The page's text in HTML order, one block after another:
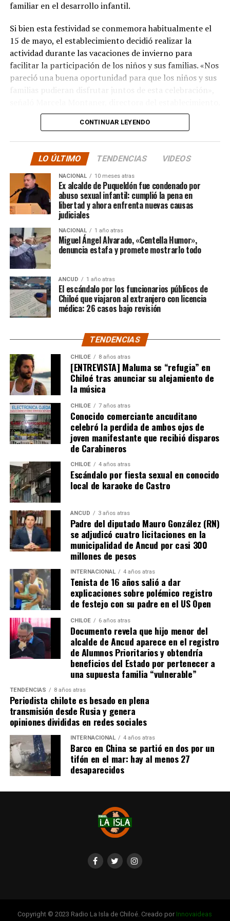
La minuta afirma que estos avances reflejan una apuesta
a las comunas con mayores necesidades, aunque en la
práctica, los alcaldes coinciden en que el actual
escenario genera incertidumbre y podría traducirse en
la paralización de iniciativas prioritarias para el
desarrollo local.
certezas”, concluyó el alcalde de Quemchi, reflejando el
sentimiento generalizado entre los ediles de Chiloé ante
familiar en el desarrollo infantil.
Si bien esta festividad se conmemora habitualmente el
15 de mayo, el establecimiento decidió realizar la
actividad durante las vacaciones de invierno para
facilitar la participación de los niños y sus familias. «Nos
pareció una buena oportunidad para que los niños y sus
familias pudieran disfrutar juntos de esta celebración»,
Montaner también destacó la importancia de la familia
participación de las familias, no podríamos llevar a cabo
un trabajo pedagógico de calidad», afirmó.
Reconocimiento y agradecimiento
El alcalde de la comuna, Alex Gómez, asistió a la
celebración y agradeció la invitación del establecimiento
educacional. «Me enorgullece ver cómo desarrollan
estas actividades, ya que creo firmemente que la
participación de la familia es fundamental en la
formación de los niños», señaló.
Destacó también la participación activa de los
apoderados, quienes colaboraron como maestros de
ceremonia y cantantes durante la actividad. «Nos
participación familiar, esencial en la educación inicial de
cada niño», añadió, agradeciendo a los padres por
confiar en el jardín y felicitando a los profesionales
involucrados en este importante trabajo.
Por su parte, Pablo Manzani, apoderado del jardín
infantil, indicó que: «Nosotros, como apoderados,
también aportamos nuestro granito de arena,
participando activamente en las actividades y
colaborando en todo lo que sea necesario», señaló.
La celebración del Día de la Familia en la Sala Cuna y
Jardín Infantil Rayun Duam evidenció el compromiso
del establecimiento con la educación integral de los
niños y niñas, reconociendo a la familia como un pilar
fundamental en su desarrollo y aprendizaje.
CONTINUAR LEYENDO
LO ÚLTIMO TENDENCIAS VIDEOS
NACIONAL 10 meses atras
Ex alcalde de Puqueldón fue condenado por
abuso sexual infantil: cumplió la pena en
libertad y ahora enfrenta nuevas causas
judiciales
NACIONAL 1 año atras
Miguel Ángel Alvarado, «Centella Humor»,
denuncia estafa y promete mostrarlo todo
ANCUD 1 año atras
El escándalo por los funcionarios públicos de
Chiloé que viajaron al extranjero con licencia
médica: 26 casos bajo revisión
TENDENCIAS
CHILOE 8 años atras
[ENTREVISTA] Maluma se “refugia” en
Chiloé tras anunciar su alejamiento de
la música
CHILOE 7 años atras
Conocido comerciante ancuditano
celebró la perdida de ambos ojos de
joven manifestante que recibió disparos
de Carabineros
CHILOE 4 años atras
Escándalo por fiesta sexual en conocido
local de karaoke de Castro
ANCUD 3 años atras
Padre del diputado Mauro González (RN)
se adjudicó cuatro licitaciones en la
municipalidad de Ancud por casi 300
millones de pesos
INTERNACIONAL 4 años atras
Tenista de 16 años salió a dar
explicaciones sobre polémico registro
de festejo con su padre en el US Open
CHILOE 6 años atras
Documento revela que hijo menor del
alcalde de Ancud aparece en el registro
de Alumnos Prioritarios y obtendría
beneficios del Estado por pertenecer a
una supuesta familia “vulnerable”
TENDENCIAS 8 años atras
Periodista chilote es besado en plena
transmisión desde Rusia y genera
opiniones divididas en redes sociales
INTERNACIONAL 4 años atras
Barco en China se partió en dos por un
tifón en el mar: hay al menos 27
desaparecidos
Copyright © 2023 Radio La Isla de Chiloé. Creado por Innovaideas